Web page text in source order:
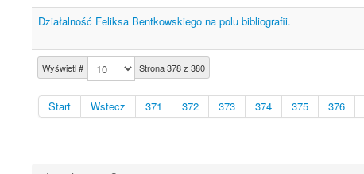
Wyświetl # Strona 378 z 380
Start Wstecz 371 372 373 374 375 376
Działalność Feliksa Bentkowskiego na polu bibliografii.